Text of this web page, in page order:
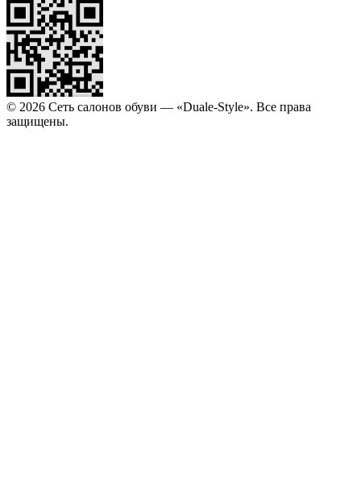
© 2026 Сеть салонов обуви — «Duale-Style». Все права
защищены.